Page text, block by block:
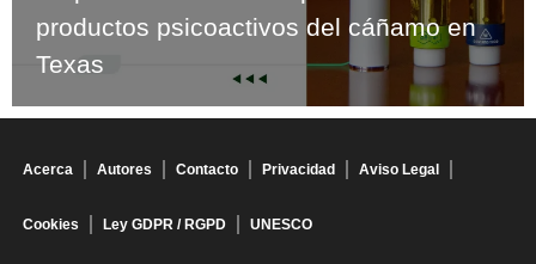
productos psicoactivos del cáñamo en
Texas
Acerca Autores Contacto Privacidad Aviso Legal
Cookies Ley GDPR / RGPD UNESCO